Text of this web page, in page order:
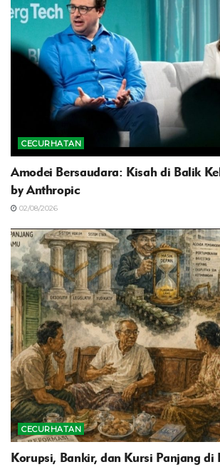
CECURHATAN
Amodei Bersaudara: Kisah di Balik
by Anthropic
02/08/2026
CECURHATAN
Korupsi, Bankir, dan Kursi Panjang di